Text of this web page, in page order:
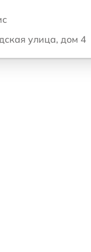
улица, дом 4